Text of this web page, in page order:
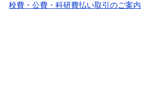
校費・公費・科研費払い取引のご案内